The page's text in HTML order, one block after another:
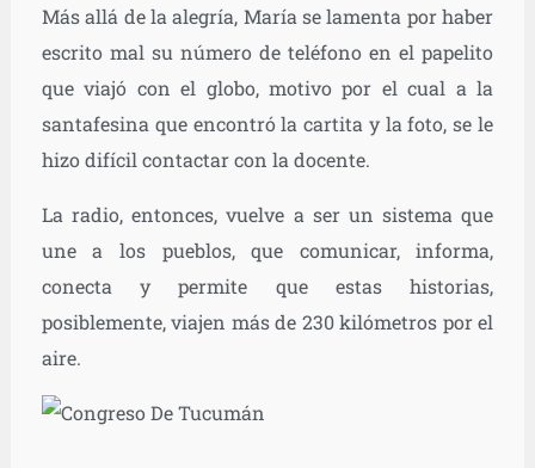
Más allá de la alegría, María se lamenta por haber
escrito mal su número de teléfono en el papelito
que viajó con el globo, motivo por el cual a la
santafesina que encontró la cartita y la foto, se le
hizo difícil contactar con la docente.
La radio, entonces, vuelve a ser un sistema que
une a los pueblos, que comunicar, informa,
conecta y permite que estas historias,
posiblemente, viajen más de 230 kilómetros por el
aire.